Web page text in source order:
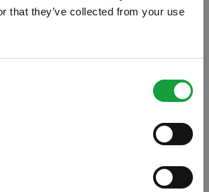
that they’ve collected from your use
piccoli, medi e grandi
e attualmente
l’associazione fino al
ALLA NEWSLETTER
su tutte le ultime novita nel campo